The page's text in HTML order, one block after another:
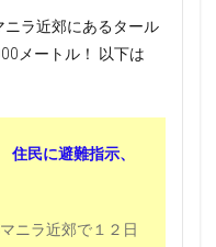
ニラ近郊にあるタール
メートル！ 以下は
民に避難指示、
ニラ近郊で１２日